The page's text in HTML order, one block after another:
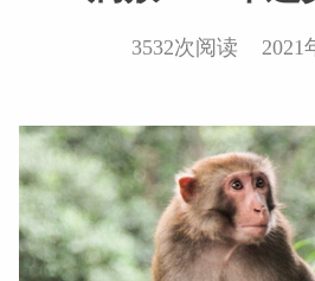
3532次阅读 2021